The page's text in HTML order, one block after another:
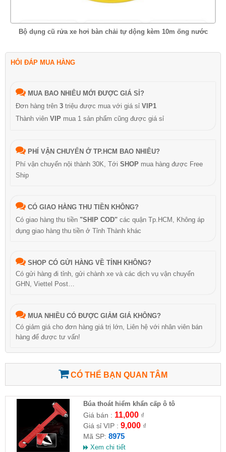
Bộ dụng cũ rửa xe hơi bàn chải tự dộng kèm 10m ống nước
HỎI ĐÁP MUA HÀNG
MUA BAO NHIÊU MỚI ĐƯỢC GIÁ SỈ?
Đơn hàng trên 3 triệu được mua với giá sỉ VIP1
Thành viên VIP mua 1 sản phẩm cũng được giá sỉ
PHÍ VẬN CHUYỂN Ở TP.HCM BAO NHIÊU?
Phí vận chuyển nội thành 30K, Tới SHOP mua hàng được Free
Ship
CÓ GIAO HÀNG THU TIỀN KHÔNG?
Có giao hàng thu tiền "SHIP COD" các quận Tp.HCM, Không áp
dụng giao hàng thu tiền ở Tỉnh Thành khác
SHOP CÓ GỬI HÀNG VỀ TỈNH KHÔNG?
Có gửi hàng đi tỉnh, gửi chành xe và các dịch vụ vận chuyển
GHN, Viettel Post…
MUA NHIỀU CÓ ĐƯỢC GIẢM GIÁ KHÔNG?
Có giảm giá cho đơn hàng giá trị lớn, Liên hệ với nhân viên bán
hàng để được tư vấn!
CÓ THỂ BẠN QUAN TÂM
Búa thoát hiểm khẩn cấp ô tô
Giá bán : 11,000₫
Giá sỉ VIP : 9,000₫
Mã SP: 8975
Xem chi tiết